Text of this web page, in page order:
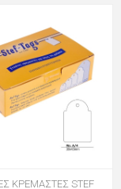
ΚΡΕΜΑΣΤΕΣ STEF